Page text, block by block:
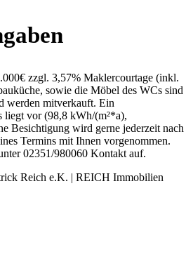
zzgl. 3,57% Maklercourtage (inkl.
sowie die Möbel des WCs sind
werden mitverkauft. Ein
liegt vor (98,8 kWh/(m²*a),
Besichtigung wird gerne jederzeit nach
Termins mit Ihnen vorgenommen.
02351/980060 Kontakt auf.
Reich e.K. | REICH Immobilien